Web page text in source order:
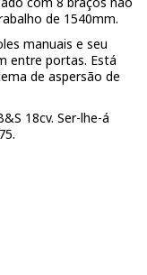
de 1540mm.
manuais e seu
entre portas. Está
de aspersão de
18cv. Ser-lhe-á